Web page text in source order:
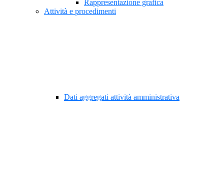
Rappresentazione grafica
Attività e procedimenti
Dati aggregati attività amministrativa